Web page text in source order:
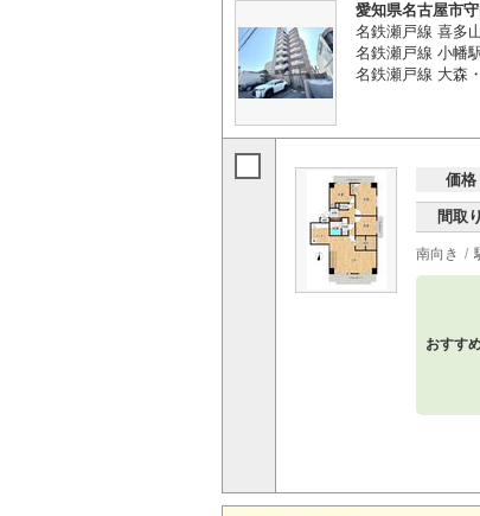
愛知県名古屋市
名鉄瀬戸線 喜多
名鉄瀬戸線 小幡
名鉄瀬戸線 大森
価格
間取り
南向き
おすす